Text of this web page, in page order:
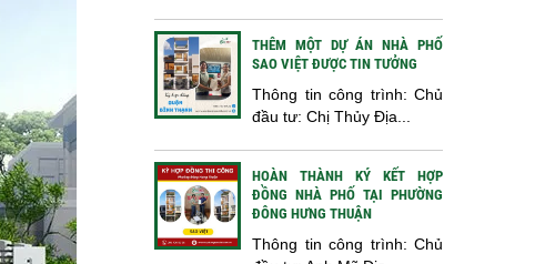
THÊM MỘT DỰ ÁN NHÀ PHỐ
SAO VIỆT ĐƯỢC TIN TƯỞNG
Thông tin công trình: Chủ
đầu tư: Chị Thủy Địa...
HOÀN THÀNH KÝ KẾT HỢP
ĐỒNG NHÀ PHỐ TẠI PHƯỜNG
ĐÔNG HƯNG THUẬN
Thông tin công trình: Chủ